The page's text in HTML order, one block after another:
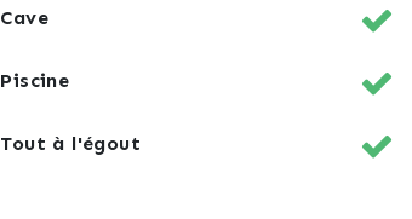
Cave
Piscine
Tout à l'égout